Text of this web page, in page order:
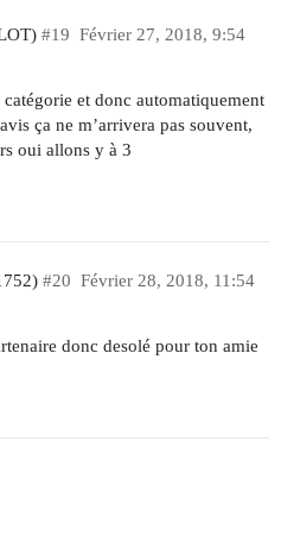
Février 27, 2018, 9:54
#19
et donc automatiquement
ça ne m’arrivera pas souvent,
oui allons y à 3
Février 28, 2018, 11:54
#20
donc desolé pour ton amie